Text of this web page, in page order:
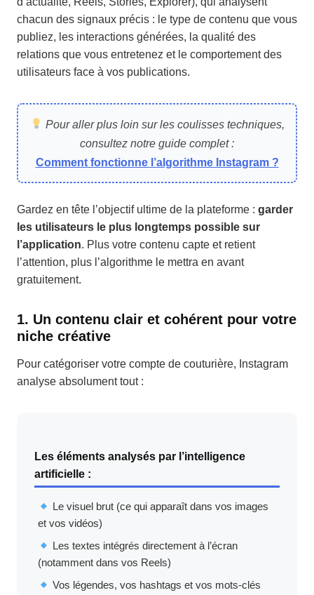
chacun des signaux précis : le type de contenu que vous
publiez, les interactions générées, la qualité des
relations que vous entretenez et le comportement des
utilisateurs face à vos publications.
Pour aller plus loin sur les coulisses techniques,
consultez notre guide complet :
Comment fonctionne l’algorithme Instagram ?
Gardez en tête l’objectif ultime de la plateforme : garder
les utilisateurs le plus longtemps possible sur
l’application. Plus votre contenu capte et retient
l’attention, plus l’algorithme le mettra en avant
gratuitement.
1. Un contenu clair et cohérent pour votre
niche créative
Pour catégoriser votre compte de couturière, Instagram
analyse absolument tout :
Les éléments analysés par l’intelligence
artificielle :
Le visuel brut (ce qui apparaît dans vos images
et vos vidéos)
Les textes intégrés directement à l’écran
(notamment dans vos Reels)
Vos légendes, vos hashtags et vos mots-clés